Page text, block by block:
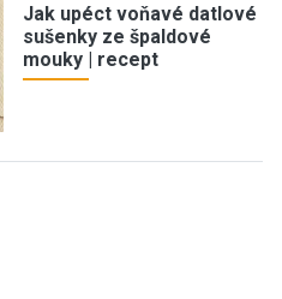
Jak upéct voňavé datlové
sušenky ze špaldové
mouky | recept